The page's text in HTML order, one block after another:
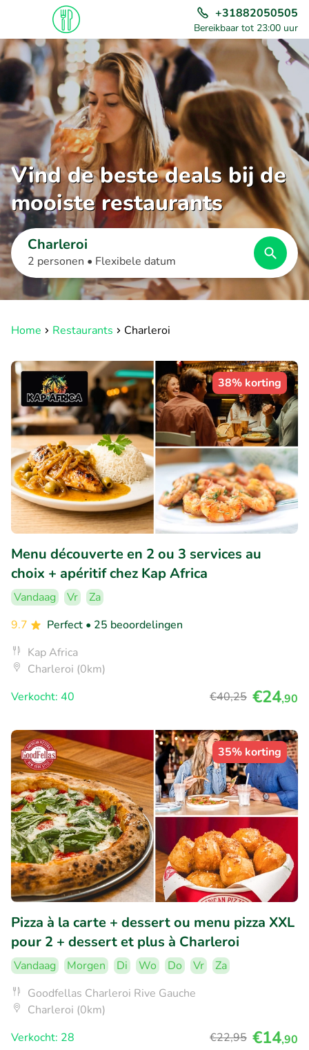
+31882050505
Bereikbaar tot 23:00 uur
Vind de beste deals bij de
mooiste restaurants
Charleroi
2 personen • Flexibele datum
Home Restaurants Charleroi
38% korting
Menu découverte en 2 ou 3 services au
choix + apéritif chez Kap Africa
Vandaag Vr
Za
9.7
Perfect • 25 beoordelingen
Kap Africa
Charleroi (0km)
Verkocht: 40
€40,25 €24,90
35% korting
Pizza à la carte + dessert ou menu pizza XXL
pour 2 + dessert et plus à Charleroi
Vandaag Morgen Di Wo Do Vr
Za
Goodfellas Charleroi Rive Gauche
Charleroi (0km)
Verkocht: 28
€22,95 €14,90